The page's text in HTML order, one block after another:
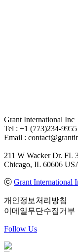
Grant International Inc
Tel : +1 (773)234-9955
Email :
211 W Wacker Dr. FL
Chicago, IL 60606
ⓒ Grant International
개인정보처리방침
이메일무단수집거부
Follow Us